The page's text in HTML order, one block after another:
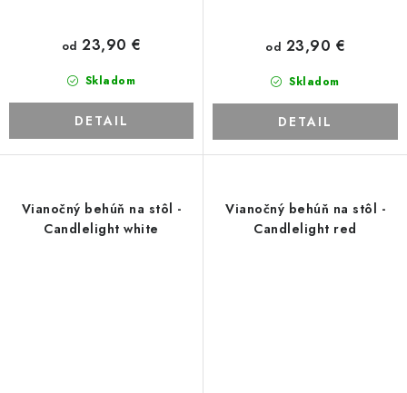
Skladom
od 23,90 €
DETAIL
Skladom
od 23,90 €
DETAIL
Vianočný behúň na stôl -
Candlelight white
Vianočný behúň na stôl -
Candlelight red